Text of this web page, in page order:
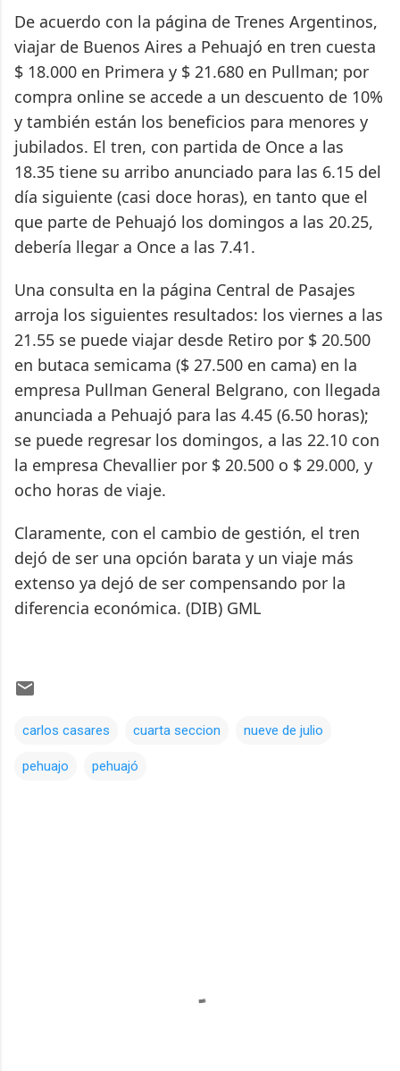
De acuerdo con la página de Trenes Argentinos,
viajar de Buenos Aires a Pehuajó en tren cuesta
$ 18.000 en Primera y $ 21.680 en Pullman; por
compra online se accede a un descuento de 10%
y también están los beneficios para menores y
jubilados. El tren, con partida de Once a las
18.35 tiene su arribo anunciado para las 6.15 del
día siguiente (casi doce horas), en tanto que el
que parte de Pehuajó los domingos a las 20.25,
debería llegar a Once a las 7.41.
Una consulta en la página Central de Pasajes
arroja los siguientes resultados: los viernes a las
21.55 se puede viajar desde Retiro por $ 20.500
en butaca semicama ($ 27.500 en cama) en la
empresa Pullman General Belgrano, con llegada
anunciada a Pehuajó para las 4.45 (6.50 horas);
se puede regresar los domingos, a las 22.10 con
la empresa Chevallier por $ 20.500 o $ 29.000, y
ocho horas de viaje.
Claramente, con el cambio de gestión, el tren
dejó de ser una opción barata y un viaje más
extenso ya dejó de ser compensando por la
diferencia económica. (DIB) GML
carlos casares cuarta seccion nueve de julio
pehuajo pehuajó